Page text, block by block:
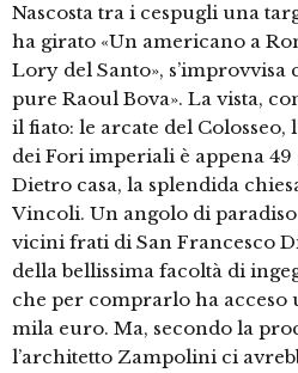
Nascosta tra i cespugli una
ha girato «Un americano a
Lory del Santo», s’improvvisa
pure Raoul Bova». La vista,
il fiato: le arcate del Colosseo,
dei Fori imperiali è appena
Dietro casa, la splendida
Vincoli. Un angolo di
vicini frati di San Francesco
della bellissima facoltà di
che per comprarlo ha acceso
mila euro. Ma, secondo la
l’architetto Zampolini ci